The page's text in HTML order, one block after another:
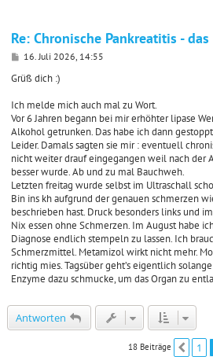
Re: Chronische Pankreatitis -
B
i
r
a
g
16. Juli 2026, 14:55
Grüß dich :)
Ich melde mich auch mal zu Wort.
Vor 6 Jahren begann bei mir erhöhter lipase
Alkohol getrunken. Das habe ich dann
Leider. Damals sagten sie mir : eventuell
nicht weiter drauf eingegangen weil nach der
besser wurde. Ab und zu mal Bauchweh.
Letzten freitag wurde selbst im Ultraschall
Bin ins kh aufgrund der genauen schmerzen
beschrieben hast. Druck besonders links und
Nix essen ohne Schmerzen. Im August habe
Diagnose endlich stempeln zu lassen. Ich
Schmerzmittel. Metamizol wirkt nicht mehr.
richtig mies. Tagsüber geht’s eigentlich
Enzyme dazu schmucke, um das Organ zu
Antworten
18 Beiträge 1